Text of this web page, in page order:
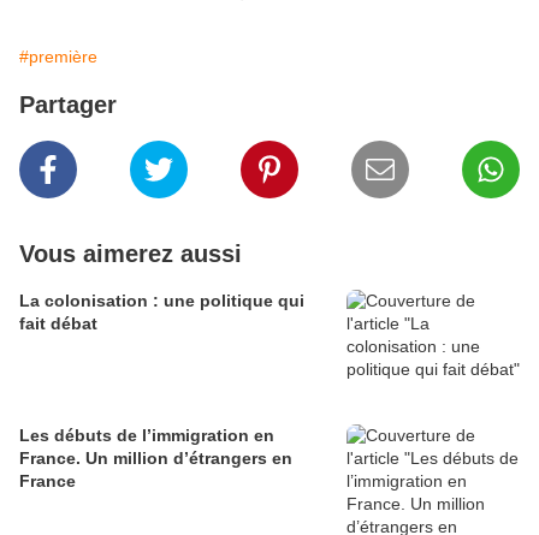
#première
Partager
Vous aimerez aussi
La colonisation : une politique qui
fait débat
Les débuts de l’immigration en
France. Un million d’étrangers en
France